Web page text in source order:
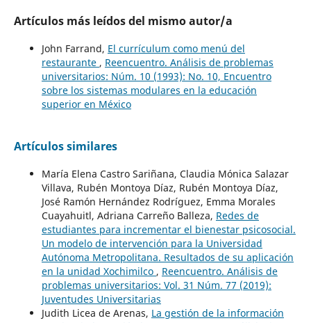
Artículos más leídos del mismo autor/a
John Farrand, El currículum como menú del
restaurante , Reencuentro. Análisis de problemas
universitarios: Núm. 10 (1993): No. 10, Encuentro
sobre los sistemas modulares en la educación
superior en México
Artículos similares
María Elena Castro Sariñana, Claudia Mónica Salazar
Villava, Rubén Montoya Díaz, Rubén Montoya Díaz,
José Ramón Hernández Rodríguez, Emma Morales
Cuayahuitl, Adriana Carreño Balleza, Redes de
estudiantes para incrementar el bienestar psicosocial.
Un modelo de intervención para la Universidad
Autónoma Metropolitana. Resultados de su aplicación
en la unidad Xochimilco , Reencuentro. Análisis de
problemas universitarios: Vol. 31 Núm. 77 (2019):
Juventudes Universitarias
Judith Licea de Arenas, La gestión de la información